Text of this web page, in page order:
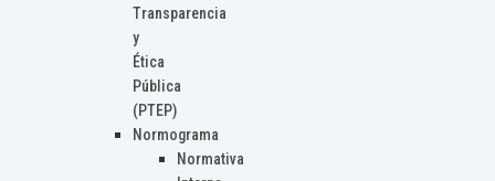
Transparencia
y
Ética
Pública
(PTEP)
Normograma
Normativa